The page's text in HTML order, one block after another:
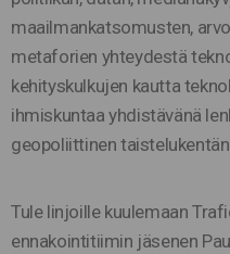
maailmankatsomusten,
metaforien yhteydestä
kehityskulkujen kautta
ihmiskuntaa yhdistävänä
geopoliittinen
Tule linjoille kuulemaan
ennakointitiimin jäsenen